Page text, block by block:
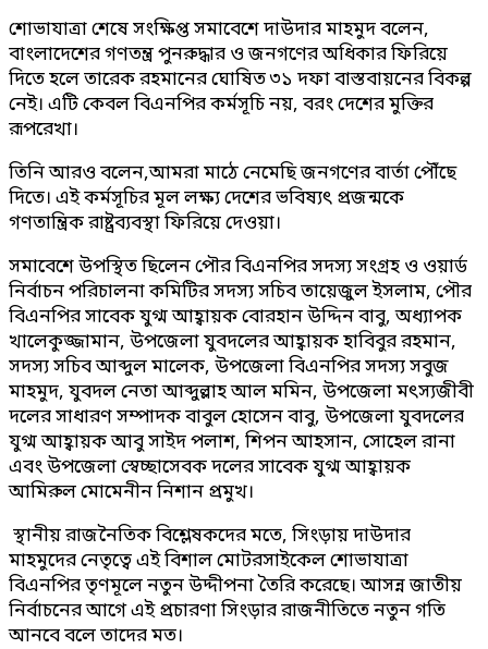
শোভাযাত্রা শেষে সংক্ষিপ্ত সমাবেশে দাউদার মাহমুদ বলেন,
বাংলাদেশের গণতন্ত্র পুনরুদ্ধার ও জনগণের অধিকার ফিরিয়ে
দিতে হলে তারেক রহমানের ঘোষিত ৩১ দফা বাস্তবায়নের বিকল্প
নেই। এটি কেবল বিএনপির কর্মসূচি নয়, বরং দেশের মুক্তির
রূপরেখা।
তিনি আরও বলেন,আমরা মাঠে নেমেছি জনগণের বার্তা পৌঁছে
দিতে। এই কর্মসূচির মূল লক্ষ্য দেশের ভবিষ্যৎ প্রজন্মকে
গণতান্ত্রিক রাষ্ট্রব্যবস্থা ফিরিয়ে দেওয়া।
সমাবেশে উপস্থিত ছিলেন পৌর বিএনপির সদস্য সংগ্রহ ও ওয়ার্ড
নির্বাচন পরিচালনা কমিটির সদস্য সচিব তায়েজুল ইসলাম, পৌর
বিএনপির সাবেক যুগ্ম আহ্বায়ক বোরহান উদ্দিন বাবু, অধ্যাপক
খালেকুজ্জামান, উপজেলা যুবদলের আহ্বায়ক হাবিবুর রহমান,
সদস্য সচিব আব্দুল মালেক, উপজেলা বিএনপির সদস্য সবুজ
মাহমুদ, যুবদল নেতা আব্দুল্লাহ আল মমিন, উপজেলা মৎস্যজীবী
দলের সাধারণ সম্পাদক বাবুল হোসেন বাবু, উপজেলা যুবদলের
যুগ্ম আহ্বায়ক আবু সাইদ পলাশ, শিপন আহসান, সোহেল রানা
এবং উপজেলা স্বেচ্ছাসেবক দলের সাবেক যুগ্ম আহ্বায়ক
আমিরুল মোমেনীন নিশান প্রমুখ।
স্থানীয় রাজনৈতিক বিশ্লেষকদের মতে, সিংড়ায় দাউদার
মাহমুদের নেতৃত্বে এই বিশাল মোটরসাইকেল শোভাযাত্রা
বিএনপির তৃণমূলে নতুন উদ্দীপনা তৈরি করেছে। আসন্ন জাতীয়
নির্বাচনের আগে এই প্রচারণা সিংড়ার রাজনীতিতে নতুন গতি
আনবে বলে তাদের মত।